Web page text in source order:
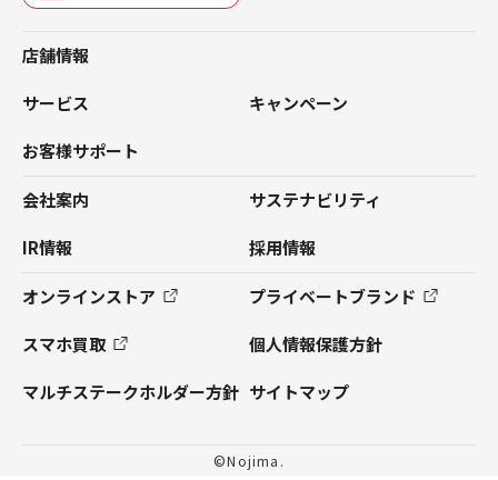
店舗情報
サービス キャンペーン
お客様サポート
会社案内 サステナビリティ
IR情報 採用情報
オンラインストア プライベートブランド
スマホ買取 個人情報保護方針
マルチステークホルダー方針 サイトマップ
©Nojima.